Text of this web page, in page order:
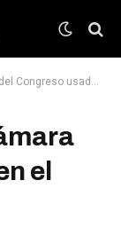
el mitin de Keiko #LaEncerrona
el